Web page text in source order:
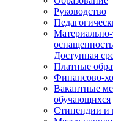
Руководство
Материально-
Доступная
Платные
Финансово-
Вакантные
обучающихся
Стипендии и